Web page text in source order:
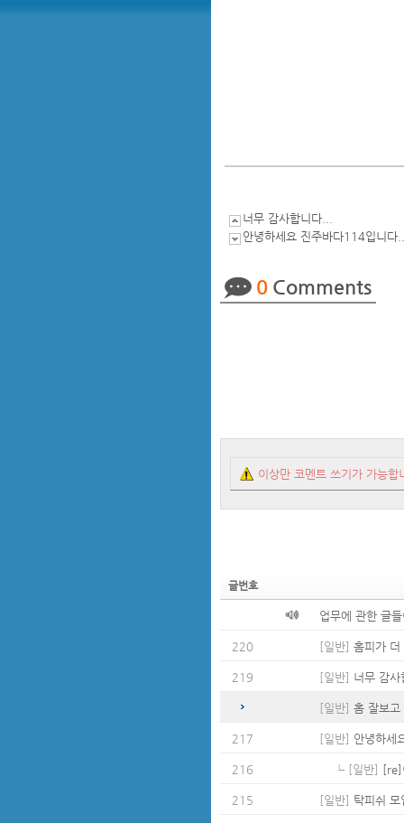
너무 감사합니다...
안녕하세요 진주바다114입니다..
0 Comments
이상만 코멘트 쓰기가 가능합
글번호
업무에 관한 글
220 [일반] 홈피가 더
219 [일반] 너무 감
[일반] 홈 잘보고
217 [일반] 안녕하세
216 ┗ [일반] [re]
215 [일반] 탁피쉬